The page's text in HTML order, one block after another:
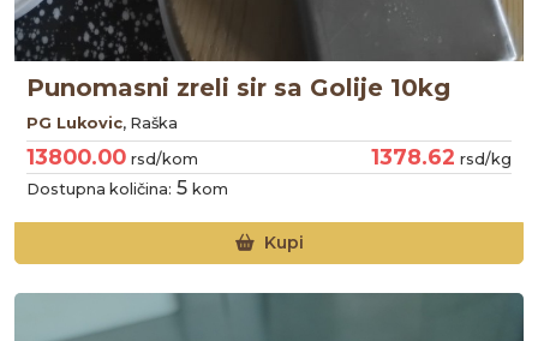
Punomasni zreli sir sa Golije 10kg
PG Lukovic, Raška
13800.00 rsd/kom 1378.62 rsd/kg
Dostupna količina: 5 kom
Kupi